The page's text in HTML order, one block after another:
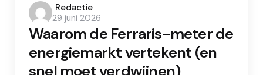
Posted
by
Redactie
29 juni 2026
Waarom de Ferraris-meter de
energiemarkt vertekent (en
snel moet verdwijnen)